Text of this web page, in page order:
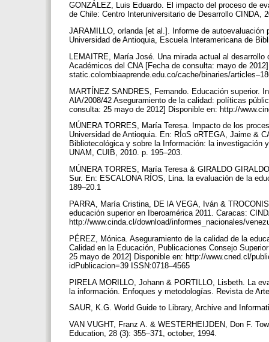
GONZÁLEZ, Luis Eduardo. El impacto del proceso de
de Chile: Centro Interuniversitario de Desarrollo CINDA,
JARAMILLO, orlanda [et al.]. Informe de
Universidad de Antioquia, Escuela Interamericana de
LEMAITRE, María José. Una mirada actual al
Académicos del CNA [Fecha de consulta: mayo de
static.colombiaaprende.edu.co/cache/binaries/
MARTÍNEZ SANDRES, Fernando. Educación superior.
AlA/2008/42 Aseguramiento de la calidad: políticas
consulta: 25 mayo de 2012] Disponible en: http://
MÚNERA TORRES, María Teresa. Impacto de los
Universidad de Antioquia. En: RÍoS oRTEGA, Jaime &
Bibliotecológica y sobre la Información: la
UNAM, CUIB, 2010. p. 195–203.
MÚNERA TORRES, María Teresa & GIRALDO
Sur. En: ESCALONA RÍOS, Lina. la evaluación de la
189–20.1
PARRA, María Cristina, DE lA VEGA, Iván &
educación superior en Iberoamérica 2011. Caracas:
http://www.cinda.cl/download/informes_nacionales/
PÉREZ, Mónica. Aseguramiento de la calidad de la
Calidad en la Educación, Publicaciones Consejo
25 mayo de 2012] Disponible en: http://www.cned.cl/
idPublicacion=39 ISSN:0718–4565
PIRELA MORILLO, Johann & PORTILLO, Lisbeth. La
la información. Enfoques y metodologías. Revista de
SAUR, K.G. World Guide to Library, Archive and
VAN VUGHT, Franz A. & WESTERHEIJDEN, Don F.
Education, 28 (3): 355–371, october, 1994.